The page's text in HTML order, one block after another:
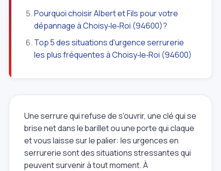
Pourquoi choisir Albert et Fils pour votre
dépannage à Choisy‑le‑Roi (94600)?
Top 5 des situations d'urgence serrurerie
les plus fréquentes à Choisy‑le‑Roi (94600)
Une serrure qui refuse de s'ouvrir, une clé qui se
brise net dans le barillet ou une porte qui claque
et vous laisse sur le palier: les urgences en
serrurerie sont des situations stressantes qui
peuvent survenir à tout moment. À